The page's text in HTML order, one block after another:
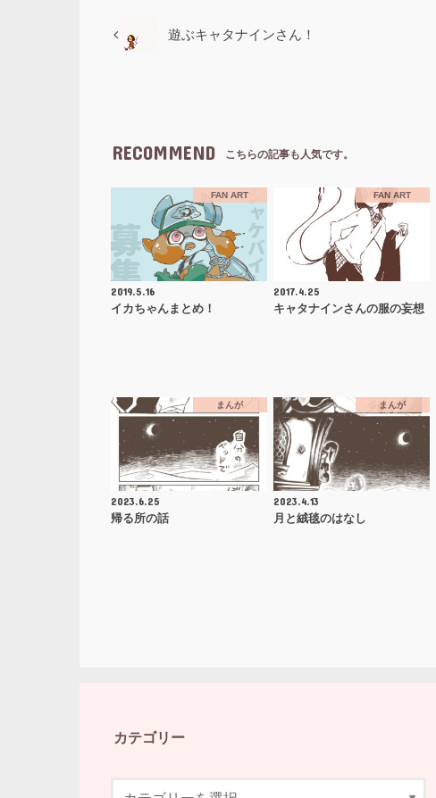
遊ぶキャタナインさん！
RECOMMEND こちらの記事も人気です。
FAN ART
2019.5.16
イカちゃんまとめ！
FAN ART
2017.4.25
キャタナインさんの服の妄想
まんが
2023.6.25
帰る所の話
まんが
2023.4.13
月と絨毯のはなし
カテゴリー